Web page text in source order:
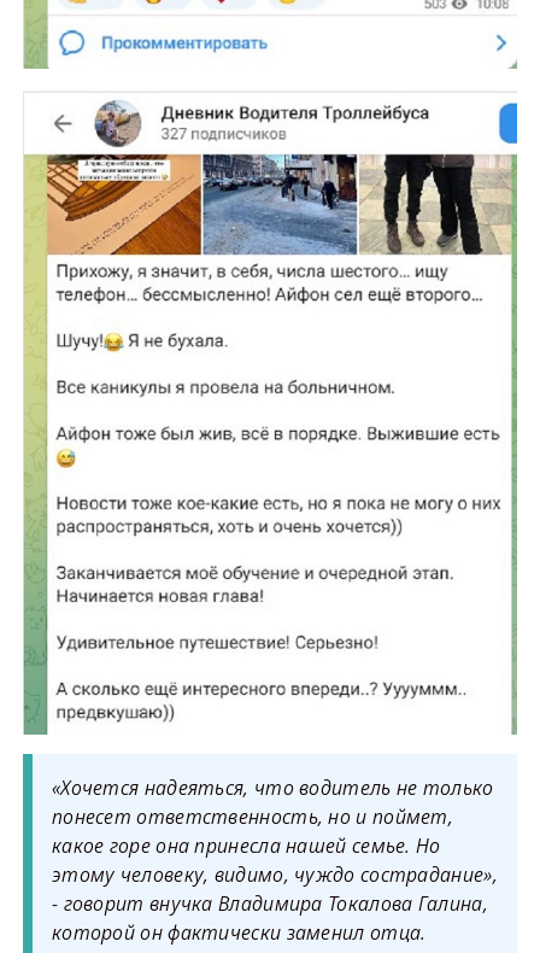
«Хочется надеяться, что водитель не только
понесет ответственность, но и поймет,
какое горе она принесла нашей семье. Но
этому человеку, видимо, чуждо сострадание»,
- говорит внучка Владимира Токалова Галина,
которой он фактически заменил отца.